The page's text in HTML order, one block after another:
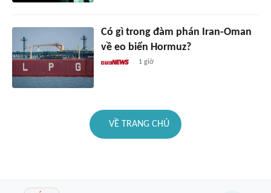
Có gì trong đàm phán Iran-Oman
về eo biển Hormuz?
1 giờ
VỀ TRANG CHỦ